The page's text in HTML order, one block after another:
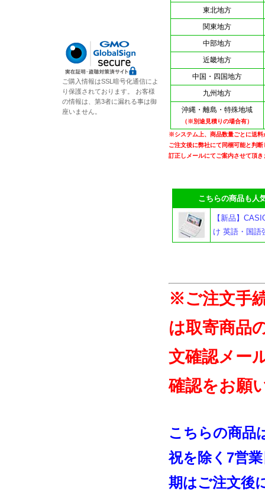
東北地方
関東地方
中部地方
近畿地方
中国・四国地方
九州地方
沖縄・離島・特殊地域
（※別途見積りの場合有）
※システム上、商品数量ごとに送料
ご注文後に弊社にて同梱可能と判
訂正しメールにてご案内させて頂き
こちらの商品も人気
【新品】
け 英語・国語
※ご注文手
は取寄商品
文確認メー
確認をお願
こちらの商品
祝を除く7営
期はご注文後
ご購入情報はSSL暗号化通信によ
り保護されております。 お客様
の情報は、第3者に漏れる事は御
座いません。